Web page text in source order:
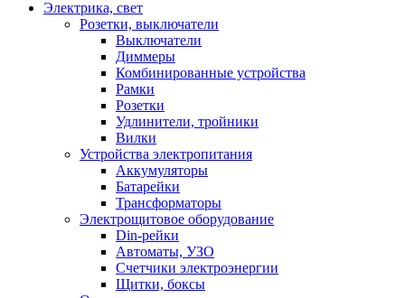
Электрика, свет
Розетки, выключатели
Выключатели
Диммеры
Комбинированные устройства
Рамки
Розетки
Удлинители, тройники
Вилки
Устройства электропитания
Аккумуляторы
Батарейки
Трансформаторы
Электрощитовое оборудование
Din-рейки
Автоматы, УЗО
Счетчики электроэнергии
Щитки, боксы